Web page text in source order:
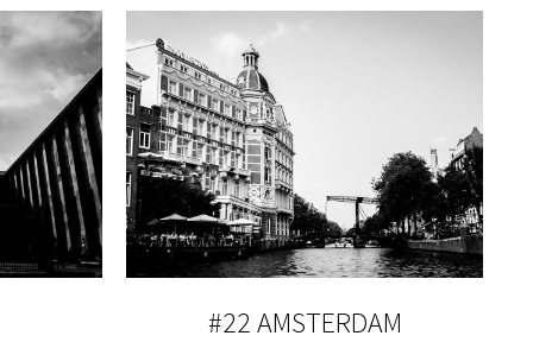
#22 AMSTERDAM